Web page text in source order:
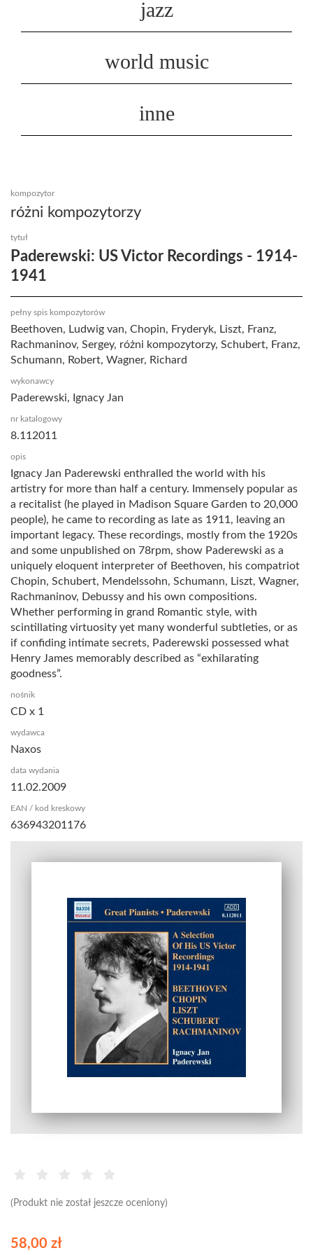
jazz
world music
inne
(Produkt nie został jeszcze oceniony)
kompozytor
różni kompozytorzy
tytuł
Paderewski: US Victor Recordings - 1914-
1941
pełny spis kompozytorów
Beethoven, Ludwig van, Chopin, Fryderyk, Liszt, Franz,
Rachmaninov, Sergey, różni kompozytorzy, Schubert, Franz,
Schumann, Robert, Wagner, Richard
wykonawcy
Paderewski, Ignacy Jan
nr katalogowy
8.112011
opis
Ignacy Jan Paderewski enthralled the world with his
artistry for more than half a century. Immensely popular as
a recitalist (he played in Madison Square Garden to 20,000
people), he came to recording as late as 1911, leaving an
important legacy. These recordings, mostly from the 1920s
and some unpublished on 78rpm, show Paderewski as a
uniquely eloquent interpreter of Beethoven, his compatriot
Chopin, Schubert, Mendelssohn, Schumann, Liszt, Wagner,
Rachmaninov, Debussy and his own compositions.
Whether performing in grand Romantic style, with
scintillating virtuosity yet many wonderful subtleties, or as
if confiding intimate secrets, Paderewski possessed what
Henry James memorably described as “exhilarating
goodness”.
nośnik
CD x 1
wydawca
Naxos
data wydania
11.02.2009
EAN / kod kreskowy
636943201176
58,00 zł